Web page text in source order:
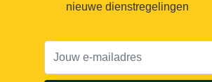
nieuwe dienstregelingen